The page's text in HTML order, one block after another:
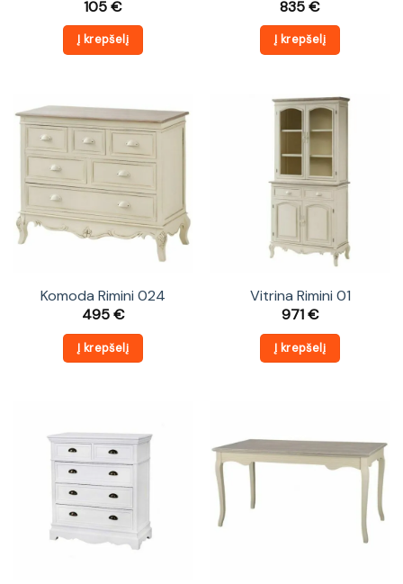
105€
Į krepšelį
835€
Į krepšelį
Komoda Rimini 024
495€
Į krepšelį
Vitrina Rimini 01
971€
Į krepšelį